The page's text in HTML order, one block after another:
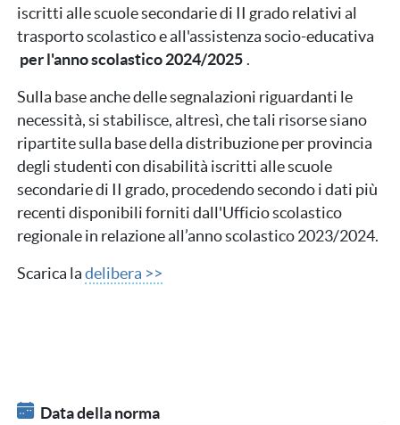
iscritti alle scuole secondarie di II grado relativi al
trasporto scolastico e all'assistenza socio-educativa
per l'anno scolastico 2024/2025 .
Sulla base anche delle segnalazioni riguardanti le
necessità, si stabilisce, altresì, che tali risorse siano
ripartite sulla base della distribuzione per provincia
degli studenti con disabilità iscritti alle scuole
secondarie di II grado, procedendo secondo i dati più
recenti disponibili forniti dall'Ufficio scolastico
regionale in relazione all’anno scolastico 2023/2024.
Scarica ladelibera >>
Data della norma